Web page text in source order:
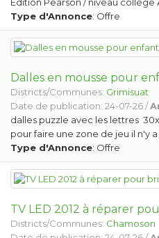
Type d'Annonce: Offre
Dalles en mousse pour
Districts/Communes: Grimisuat
Date de publication: 24-07-26 /
dalles puzzle avec les lettres
pour faire une zone de jeu il n'y
Type d'Annonce: Offre
TV LED 2012 à réparer
Districts/Communes: Chamoson